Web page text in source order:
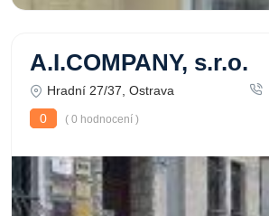
A.I.COMPANY, s.r.o.
Hradní 27/37, Ostrava
0
( 0 hodnocení )